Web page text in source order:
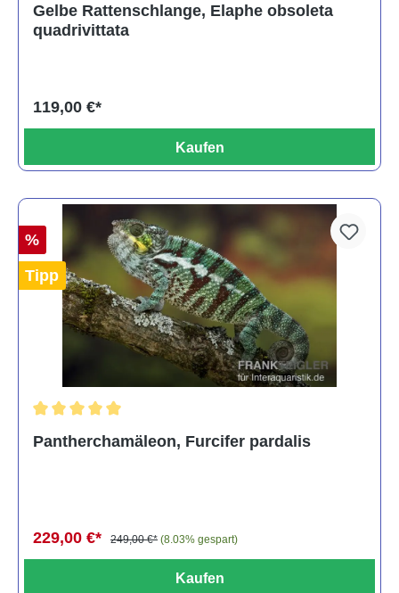
Gelbe Rattenschlange, Elaphe obsoleta
quadrivittata
119,00 €*
Kaufen
%
Tipp
Pantherchamäleon, Furcifer pardalis
229,00 €* 249,00 €* (8.03% gespart)
Kaufen